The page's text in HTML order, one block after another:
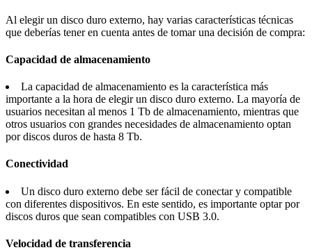
Al elegir un disco duro externo, hay varias características técnicas
que deberías tener en cuenta antes de tomar una decisión de compra:
Capacidad de almacenamiento
La capacidad de almacenamiento es la característica más
importante a la hora de elegir un disco duro externo. La mayoría de
usuarios necesitan al menos 1 Tb de almacenamiento, mientras que
otros usuarios con grandes necesidades de almacenamiento optan
por discos duros de hasta 8 Tb.
Conectividad
Un disco duro externo debe ser fácil de conectar y compatible
con diferentes dispositivos. En este sentido, es importante optar por
discos duros que sean compatibles con USB 3.0.
Velocidad de transferencia